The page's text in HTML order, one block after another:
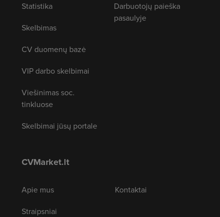
Statistika
Skelbimas
CV duomenų bazė
VIP darbo skelbimai
Viešinimas soc.
tinkluose
Skelbimai jūsų portale
Darbuotojų paieška
pasaulyje
CVMarket.lt
Apie mus
Straipsniai
Kontaktai